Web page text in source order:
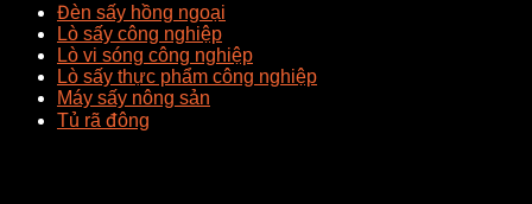
Đèn sấy hồng ngoại
Lò sấy công nghiệp
Lò vi sóng công nghiệp
Lò sấy thực phẩm công nghiệp
Máy sấy nông sản
Tủ rã đông